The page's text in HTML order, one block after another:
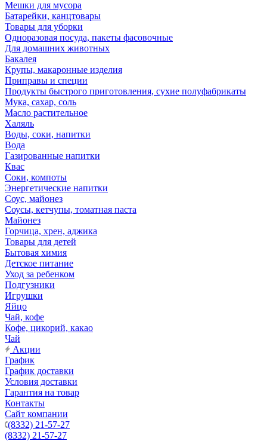
Мешки для мусора
Батарейки, канцтовары
Товары для уборки
Одноразовая посуда, пакеты фасовочные
Для домашних животных
Бакалея
Крупы, макаронные изделия
Приправы и специи
Продукты быстрого приготовления, сухие полуфабрикаты
Мука, сахар, соль
Масло растительное
Халяль
Воды, соки, напитки
Вода
Газированные напитки
Квас
Соки, компоты
Энергетические напитки
Соус, майонез
Соусы, кетчупы, томатная паста
Майонез
Горчица, хрен, аджика
Товары для детей
Бытовая химия
Детское питание
Уход за ребенком
Подгузники
Игрушки
Яйцо
Чай, кофе
Кофе, цикорий, какао
Чай
Акции
График
График доставки
Условия доставки
Гарантия на товар
Контакты
Сайт компании
(8332) 21-57-27
(8332) 21-57-27